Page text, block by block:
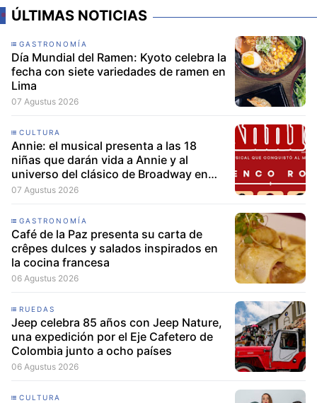
ÚLTIMAS NOTICIAS
GASTRONOMÍA
Día Mundial del Ramen: Kyoto celebra la
fecha con siete variedades de ramen en
Lima
07 Agustus 2026
CULTURA
Annie: el musical presenta a las 18
niñas que darán vida a Annie y al
universo del clásico de Broadway en
Lima
07 Agustus 2026
GASTRONOMÍA
Café de la Paz presenta su carta de
crêpes dulces y salados inspirados en
la cocina francesa
06 Agustus 2026
RUEDAS
Jeep celebra 85 años con Jeep Nature,
una expedición por el Eje Cafetero de
Colombia junto a ocho países
06 Agustus 2026
CULTURA